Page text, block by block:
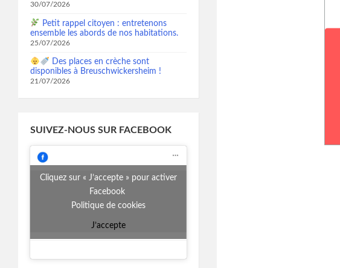
30/07/2026
Petit rappel citoyen : entretenons
ensemble les abords de nos habitations.
25/07/2026
Des places en crèche sont
disponibles à Breuschwickersheim !
21/07/2026
SUIVEZ-NOUS SUR FACEBOOK
Cliquez sur « J’accepte » pour activer
Facebook
Politique de cookies
J’accepte